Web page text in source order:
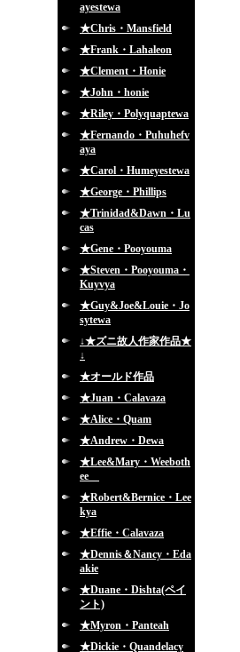
ayestewa
★Chris・Mansfield
★Frank・Lahaleon
★Clement・Honie
★John・honie
★Riley・Polyquaptewa
★Fernando・Puhuhefv
aya
★Carol・Humeyestewa
★George・Phillips
★Trinidad&Dawn・Lu
cas
★Gene・Pooyouma
★Steven・Pooyouma・
Kuyvya
★Guy&Joe&Louie・Jo
sytewa
↓★ズニ故人作家作品★
↓
★オールド作品
★Juan・Calavaza
★Alice・Quam
★Andrew・Dewa
★Lee&Mary・Weeboth
ee
★Robert&Bernice・Lee
kya
★Effie・Calavaza
★Dennis＆Nancy・Eda
akie
★Duane・Dishta(ペイ
ント)
★Myron・Panteah
★Dickie・Quandelacy